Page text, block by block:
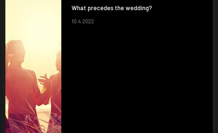
What precedes the wedding?
10.4.2022